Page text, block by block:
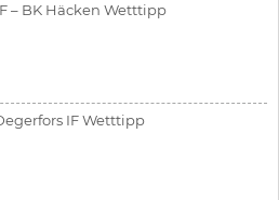
– BK Häcken Wetttipp
IF Wetttipp